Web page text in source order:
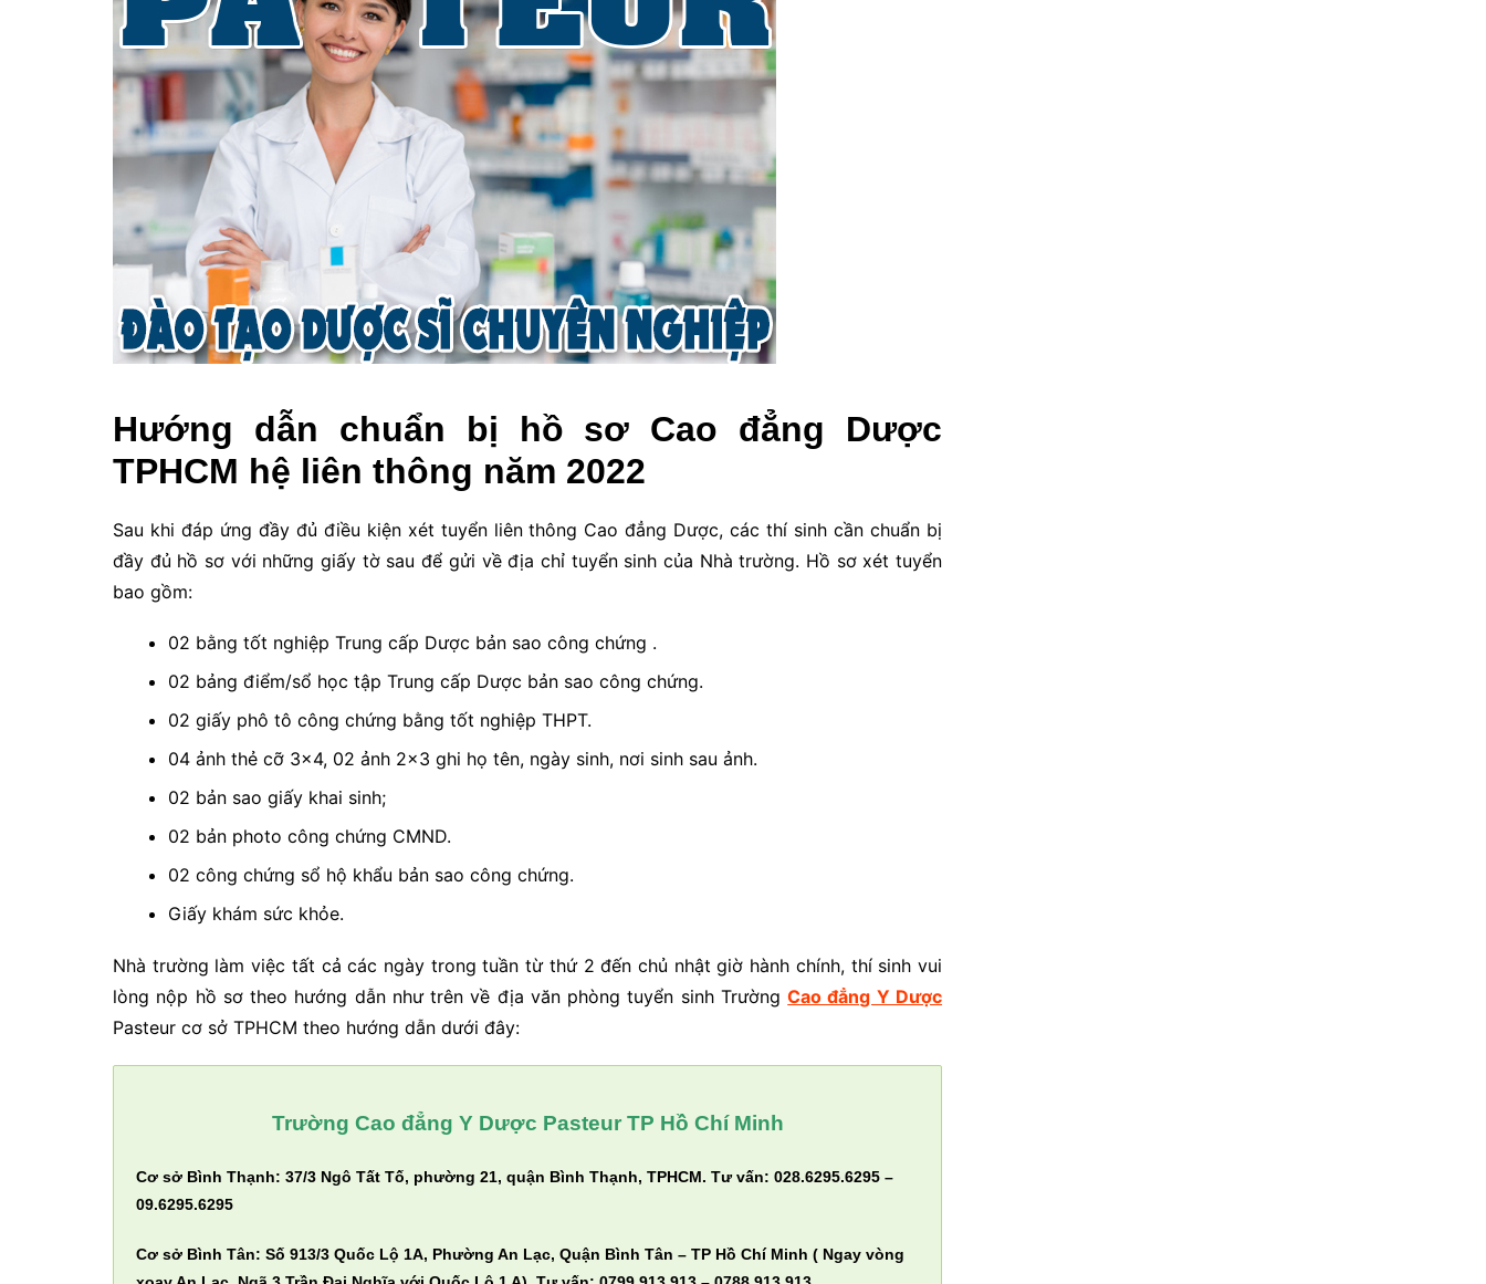
Hướng dẫn chuẩn bị hồ sơ Cao đẳng Dược
TPHCM hệ liên thông năm 2022
Sau khi đáp ứng đầy đủ điều kiện xét tuyển liên thông Cao đẳng Dược, các thí sinh cần chuẩn bị
đầy đủ hồ sơ với những giấy tờ sau để gửi về địa chỉ tuyển sinh của Nhà trường. Hồ sơ xét tuyển
bao gồm:
02 bằng tốt nghiệp Trung cấp Dược bản sao công chứng .
02 bảng điểm/sổ học tập Trung cấp Dược bản sao công chứng.
02 giấy phô tô công chứng bằng tốt nghiệp THPT.
04 ảnh thẻ cỡ 3×4, 02 ảnh 2×3 ghi họ tên, ngày sinh, nơi sinh sau ảnh.
02 bản sao giấy khai sinh;
02 bản photo công chứng CMND.
02 công chứng sổ hộ khẩu bản sao công chứng.
Giấy khám sức khỏe.
Nhà trường làm việc tất cả các ngày trong tuần từ thứ 2 đến chủ nhật giờ hành chính, thí sinh vui
lòng nộp hồ sơ theo hướng dẫn như trên về địa văn phòng tuyển sinh TrườngCao đẳng Y Dược
Pasteur cơ sở TPHCM theo hướng dẫn dưới đây:
Trường Cao đẳng Y Dược Pasteur TP Hồ Chí Minh
Cơ sở Bình Thạnh: 37/3 Ngô Tất Tố, phường 21, quận Bình Thạnh, TPHCM. Tư vấn: 028.6295.6295 –
09.6295.6295
Cơ sở Bình Tân: Số 913/3 Quốc Lộ 1A, Phường An Lạc, Quận Bình Tân – TP Hồ Chí Minh ( Ngay vòng